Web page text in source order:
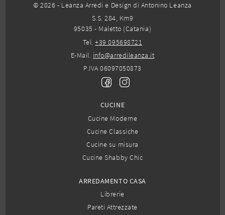
© 2026 - Leanza Arredi e Design di Antonino Leanza
S.S. 284, Km9
95035 - Maletto (Catania)
Tel.+39 095698721
E-Mail. info@arredileanza.it
P.IVA 06097050873
CUCINE
Cucine Moderne
Cucine Classiche
Cucine su misura
Cucine Shabby Chic
ARREDAMENTO CASA
Librerie
Pareti Attrezzate